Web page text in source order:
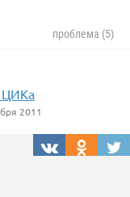
проблема (5)
ЦИКа
2011